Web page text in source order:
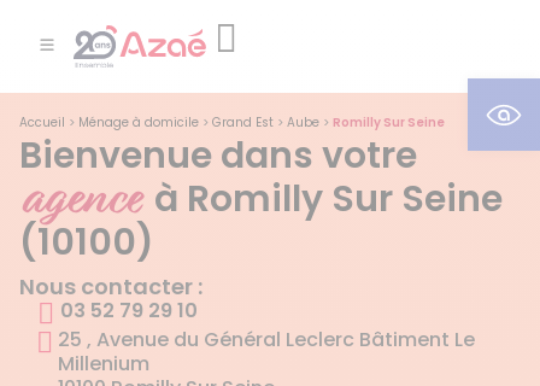
Accueil > Ménage à domicile > Grand Est > Aube > Romilly Sur Seine
Bienvenue dans votre
agence à Romilly Sur Seine
(10100)
Nous contacter :
03 52 79 29 10
25 , Avenue du Général Leclerc Bâtiment Le
Millenium